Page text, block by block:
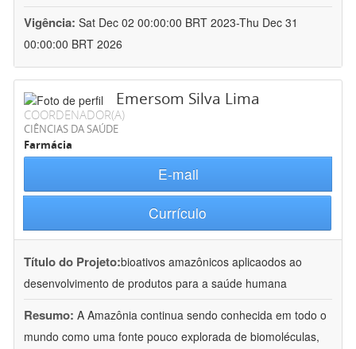
Vigência: Sat Dec 02 00:00:00 BRT 2023-Thu Dec 31
00:00:00 BRT 2026
Emersom Silva Lima
COORDENADOR(A)
CIÊNCIAS DA SAÚDE
Farmácia
E-mail
Currículo
Título do Projeto:bioativos amazônicos aplicaodos ao
desenvolvimento de produtos para a saúde humana
Resumo: A Amazônia continua sendo conhecida em todo o
mundo como uma fonte pouco explorada de biomoléculas,